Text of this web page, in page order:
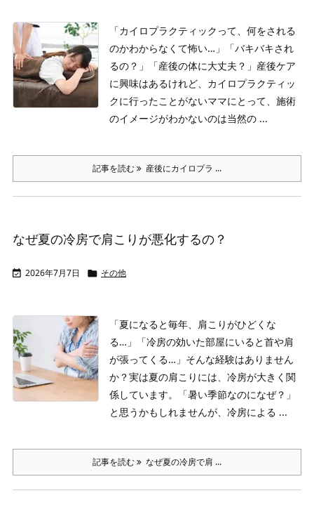
「カイロプラクティックって、何をされる
のかわからなくて怖い…」「バキバキされ
るの？」「産後の体に大丈夫？」 産後ケア
に興味はあるけれど、カイロプラクティッ
クに行ったことがないママにとって、施術
のイメージがわかないのは当然の ...
記事を読む 産後にカイロプラ ...
なぜ夏の冷房で肩こりが悪化するの？
 2026年7月7日  その他
「夏になると毎年、肩こりがひどくな
る…」「冷房の効いた部屋にいると首や肩
が張ってくる…」 そんな経験はありません
か？実は夏の肩こりには、冷房が大きく関
係しています。「暑い季節なのになぜ？」
と思うかもしれませんが、冷房による ...
記事を読む なぜ夏の冷房で肩 ...